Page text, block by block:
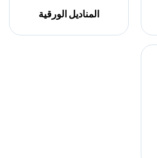
المناديل الورقية